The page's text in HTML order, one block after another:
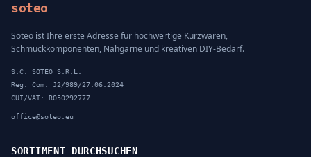
soteo
Soteo ist Ihre erste Adresse für hochwertige Kurzwaren,
Schmuckkomponenten, Nähgarne und kreativen DIY-Bedarf.
S.C. SOTEO S.R.L.
Reg. Com. J2/989/27.06.2024
CUI/VAT: RO50292777
office@soteo.eu
SORTIMENT DURCHSUCHEN